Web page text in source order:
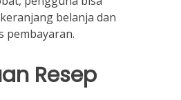
belanja dan
pembayaran.
Resep